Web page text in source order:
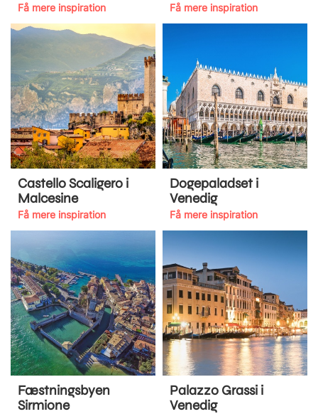
Få mere inspiration Få mere inspiration
Castello Scaligero i
Malcesine
Få mere inspiration
Dogepaladset i
Venedig
Få mere inspiration
Fæstningsbyen
Sirmione
Palazzo Grassi i
Venedig